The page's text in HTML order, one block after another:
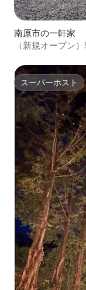
南原市の一軒家
（新規オープン
スーパーホスト
スーパーホスト